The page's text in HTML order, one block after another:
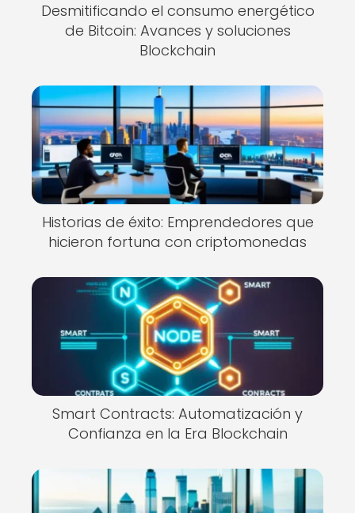
Desmitificando el consumo energético
de Bitcoin: Avances y soluciones
Blockchain
Historias de éxito: Emprendedores que
hicieron fortuna con criptomonedas
Smart Contracts: Automatización y
Confianza en la Era Blockchain